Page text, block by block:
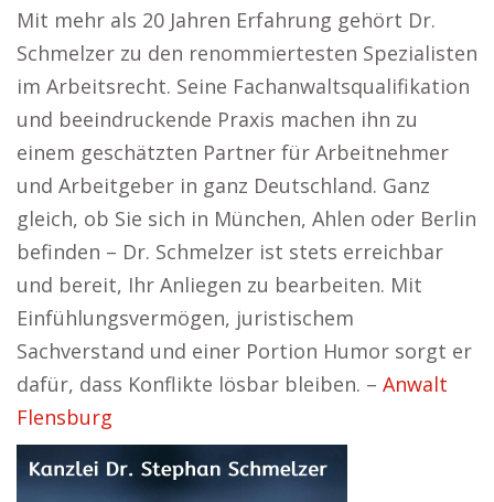
Mit mehr als 20 Jahren Erfahrung gehört Dr.
Schmelzer zu den renommiertesten Spezialisten
im Arbeitsrecht. Seine Fachanwaltsqualifikation
und beeindruckende Praxis machen ihn zu
einem geschätzten Partner für Arbeitnehmer
und Arbeitgeber in ganz Deutschland. Ganz
gleich, ob Sie sich in München, Ahlen oder Berlin
befinden – Dr. Schmelzer ist stets erreichbar
und bereit, Ihr Anliegen zu bearbeiten. Mit
Einfühlungsvermögen, juristischem
Sachverstand und einer Portion Humor sorgt er
dafür, dass Konflikte lösbar bleiben. – Anwalt
Flensburg